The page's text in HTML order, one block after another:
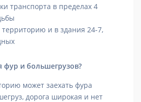
транспорта в пределах 4
территорию и в здания 24-7,
фур и большегрузов?
может заехать фура
дорога широкая и нет